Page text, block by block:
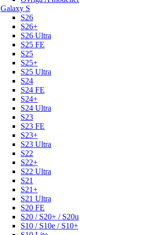
Galaxy S
S26
S26+
S26 Ultra
S25 FE
S25
S25+
S25 Ultra
S24
S24 FE
S24+
S24 Ultra
S23
S23 FE
S23+
S23 Ultra
S22
S22+
S22 Ultra
S21
S21+
S21 Ultra
S20 FE
S20 / S20+ / S20u
S10 / S10e / S10+